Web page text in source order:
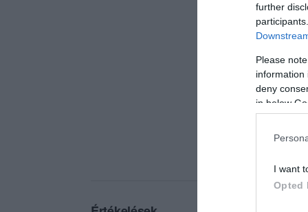
further
Please
information
deny
in below
I want
Opted